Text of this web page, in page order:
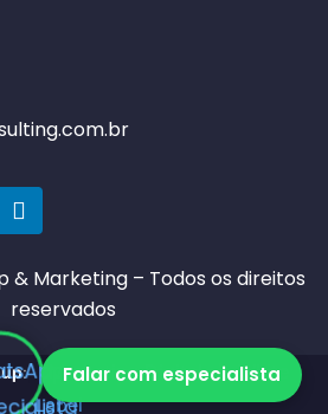
& Marketing – Todos os direitos
reservados
Falar com especialista
: Marketing Digital |
White
Label